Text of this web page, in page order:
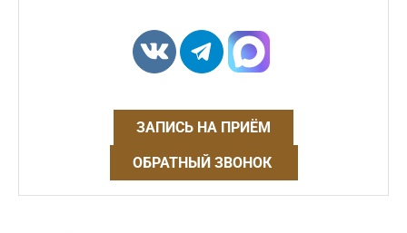
ЗАПИСЬ НА ПРИЁМ
ОБРАТНЫЙ ЗВОНОК